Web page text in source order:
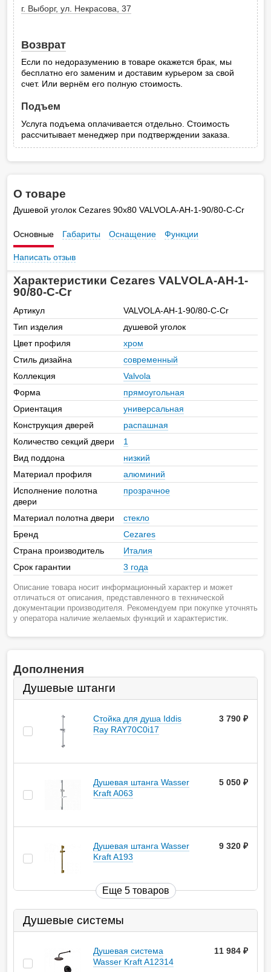
г. Выборг, ул. Некрасова, 37
Возврат
Если по недоразумению в товаре окажется брак, мы
бесплатно его заменим и доставим курьером за свой
счет. Или вернём его полную стоимость.
Подъем
Услуга подъема оплачивается отдельно. Стоимость
рассчитывает менеджер при подтверждении заказа.
О товаре
Душевой уголок Cezares 90х80 VALVOLA-AH-1-90/80-C-Cr
Основные Габариты Оснащение Функции
Написать отзыв
Характеристики Cezares VALVOLA-AH-1-
90/80-C-Cr
Артикул
VALVOLA-AH-1-90/80-C-Cr
Тип изделия
душевой уголок
Цвет профиля
хром
Стиль дизайна
современный
Коллекция
Valvola
Форма
прямоугольная
Ориентация
универсальная
Конструкция дверей
распашная
Количество секций двери
1
Вид поддона
низкий
Материал профиля
алюминий
Исполнение полотна
двери
прозрачное
Материал полотна двери
стекло
Бренд
Cezares
Страна производитель
Италия
Срок гарантии
3 года
Описание товара носит информационный характер и может
отличаться от описания, представленного в технической
документации производителя. Рекомендуем при покупке уточнять
у оператора наличие желаемых функций и характеристик.
Дополнения
Душевые штанги
Стойка для душа Iddis
Ray RAY70C0i17
3 790
Душевая штанга Wasser
Kraft A063
5 050
Душевая штанга Wasser
Kraft A193
9 320
Еще 5 товаров
Душевые системы
Душевая система
Wasser Kraft A12314
11 984